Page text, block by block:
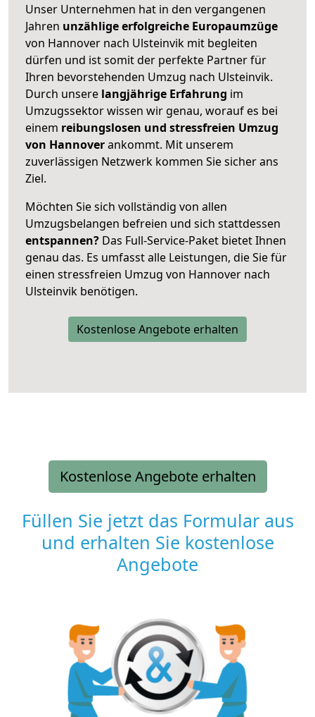
Unser Unternehmen hat in den vergangenen
Jahren unzählige erfolgreiche Europaumzüge
von Hannover nach Ulsteinvik mit begleiten
dürfen und ist somit der perfekte Partner für
Ihren bevorstehenden Umzug nach Ulsteinvik.
Durch unsere langjährige Erfahrung im
Umzugssektor wissen wir genau, worauf es bei
einem reibungslosen und stressfreien Umzug
von Hannoverankommt. Mit unserem
zuverlässigen Netzwerk kommen Sie sicher ans
Ziel.
Möchten Sie sich vollständig von allen
Umzugsbelangen befreien und sich stattdessen
entspannen? Das Full-Service-Paket bietet Ihnen
genau das. Es umfasst alle Leistungen, die Sie für
einen stressfreien Umzug von Hannover nach
Ulsteinvik benötigen.
Kostenlose Angebote erhalten
Kostenlose Angebote erhalten
Füllen Sie jetzt das Formular aus
und erhalten Sie kostenlose
Angebote